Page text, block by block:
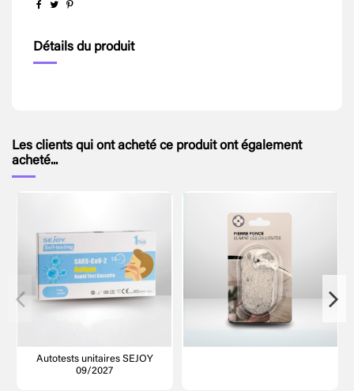
Détails du produit
Les clients qui ont acheté ce produit ont également
acheté...
Autotests unitaires SEJOY
09/2027